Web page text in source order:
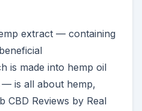
extract — containing
is made into hemp oil
is all about hemp,
CBD Reviews by Real